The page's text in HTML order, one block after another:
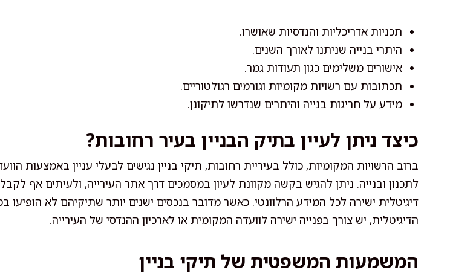
תכניות אדריכליות והנדסיות שאושרו.
היתרי בנייה שניתנו לאורך השנים.
אישורים משלימים כגון תעודות גמר.
תכתובות עם רשויות מקומיות וגורמים רגולטוריים.
מידע על חריגות בנייה והיתרים שנדרשו לתיקונן.
כיצד ניתן לעיין בתיק הבניין בעיר רחובות?
ברוב הרשויות המקומיות, כולל בעיריית רחובות, תיקי בניין נגישים לבעלי עניין באמצעות
לתכנון ובנייה. ניתן להגיש בקשה מקוונת לעיון במסמכים דרך אתר העירייה, ולעיתים אף
דיגיטלית ישירה לכל המידע הרלוונטי. כאשר מדובר בנכסים ישנים יותר שתיקיהם לא הופיעו
הדיגיטלית, יש צורך בפנייה ישירה לוועדה המקומית או לארכיון ההנדסי של העירייה.
המשמעות המשפטית של תיקי בניין